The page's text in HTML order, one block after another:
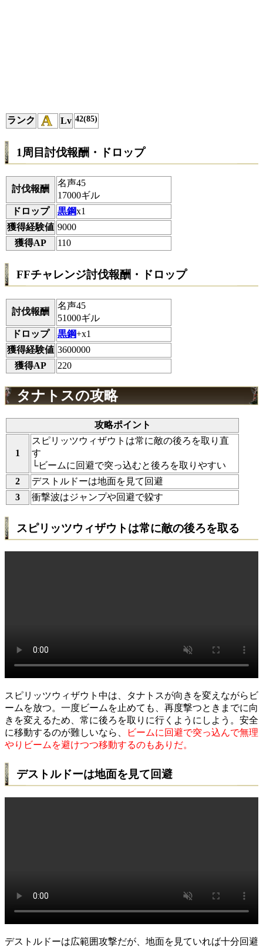
ランク Lv 42(85)
1周目討伐報酬・ドロップ
討伐報酬
名声45
17000ギル
ドロップ
黒鋼x1
獲得経験値 9000
獲得AP
110
FFチャレンジ討伐報酬・ドロップ
討伐報酬
名声45
51000ギル
ドロップ
黒鋼+x1
獲得経験値 3600000
獲得AP
220
タナトスの攻略
攻略ポイント
1
スピリッツウィザウトは常に敵の後ろを取り直
す
└ビームに回避で突っ込むと後ろを取りやすい
2
デストルドーは地面を見て回避
3
衝撃波はジャンプや回避で躱す
スピリッツウィザウトは常に敵の後ろを取る
スピリッツウィザウト中は、タナトスが向きを変えながらビ
ームを放つ。一度ビームを止めても、再度撃つときまでに向
きを変えるため、常に後ろを取りに行くようにしよう。安全
に移動するのが難しいなら、
ビームに回避で突っ込んで無理
やりビームを避けつつ移動するのもありだ。
デストルドーは地面を見て回避
デストルドーは広範囲攻撃だが、地面を見ていれば十分回避